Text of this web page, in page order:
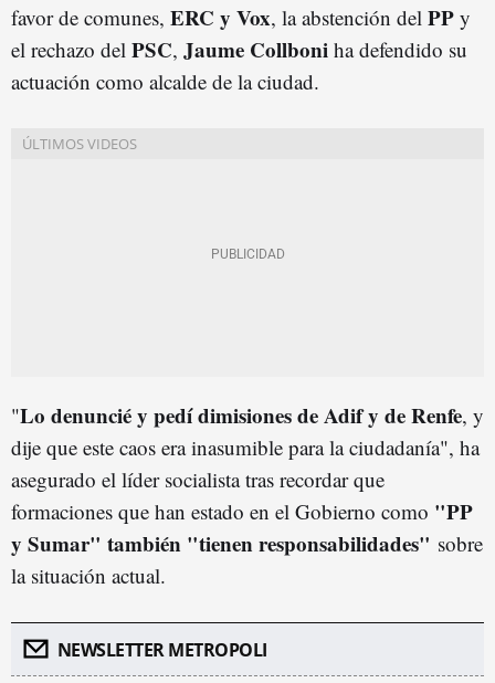
favor de comunes, ERC y Vox, la abstención del PP y
el rechazo del PSC, Jaume Collboni ha defendido su
actuación como alcalde de la ciudad.
"Lo denuncié y pedí dimisiones de Adif y de Renfe, y
dije que este caos era inasumible para la ciudadanía", ha
asegurado el líder socialista tras recordar que
formaciones que han estado en el Gobierno como "PP
y Sumar" también "tienen responsabilidades" sobre
la situación actual.
NEWSLETTER METROPOLI